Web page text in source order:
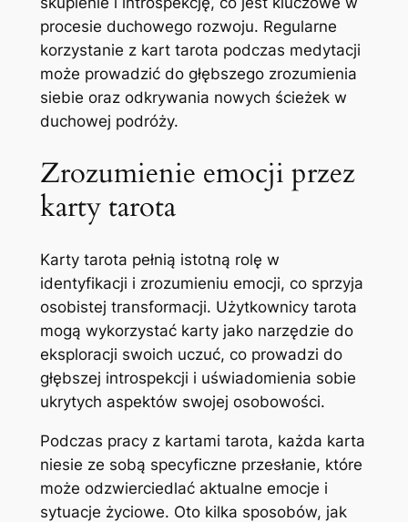
procesie duchowego rozwoju. Regularne
korzystanie z kart tarota podczas medytacji
może prowadzić do głębszego zrozumienia
siebie oraz odkrywania nowych ścieżek w
duchowej podróży.
Zrozumienie emocji przez
karty tarota
Karty tarota pełnią istotną rolę w
identyfikacji i zrozumieniu emocji, co sprzyja
osobistej transformacji. Użytkownicy tarota
mogą wykorzystać karty jako narzędzie do
eksploracji swoich uczuć, co prowadzi do
głębszej introspekcji i uświadomienia sobie
ukrytych aspektów swojej osobowości.
Podczas pracy z kartami tarota, każda karta
niesie ze sobą specyficzne przesłanie, które
może odzwierciedlać aktualne emocje i
sytuacje życiowe. Oto kilka sposobów, jak